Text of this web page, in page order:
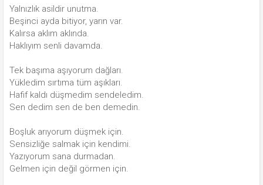
Yalnızlık asildir unutma.
Beşinci ayda bitiyor, yarın var.
Kalırsa aklım aklında.
Haklıyım senli davamda.
Tek başıma aşıyorum dağları.
Yükledim sırtıma tüm aşıkları.
Hafif kaldı düşmedim sendeledim.
Sen dedim sen de ben demedin.
Boşluk arıyorum düşmek için.
Sensizliğe salmak için kendimi.
Yazıyorum sana durmadan.
Gelmen için değil görmen için.